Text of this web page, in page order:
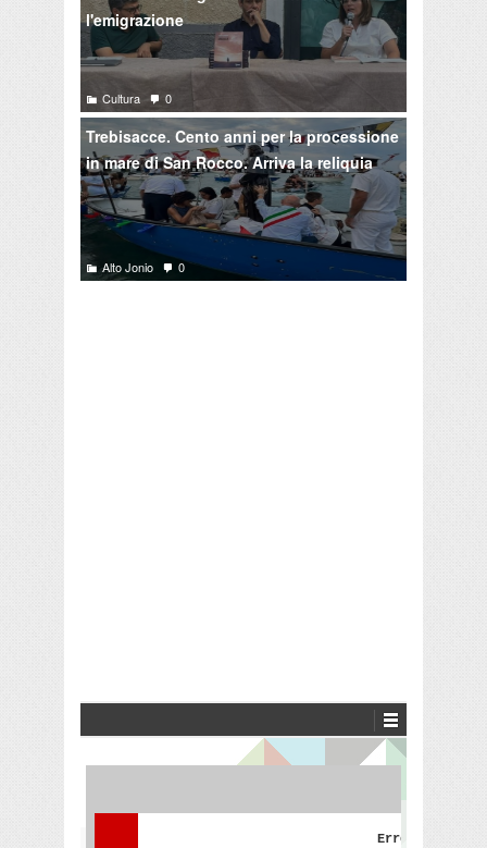
l'emigrazione
Cultura 0
Trebisacce. Cento anni per la processione
in mare di San Rocco. Arriva la reliquia
Alto Jonio 0